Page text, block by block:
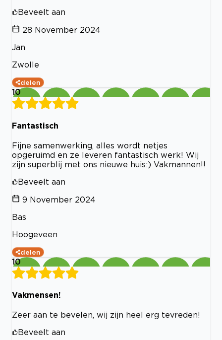
Beveelt aan
28 November 2024
Jan
Zwolle
delen
10
Fantastisch
Fijne samenwerking, alles wordt netjes
opgeruimd en ze leveren fantastisch werk! Wij
zijn superblij met ons nieuwe huis:) Vakmannen!!
Beveelt aan
9 November 2024
Bas
Hoogeveen
delen
10
Vakmensen!
Zeer aan te bevelen, wij zijn heel erg tevreden!
Beveelt aan